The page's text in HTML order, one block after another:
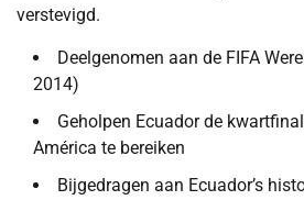
verstevigd.
Deelgenomen aan de FIFA
2014)
Geholpen Ecuador de
América te bereiken
Bijgedragen aan Ecuador’s